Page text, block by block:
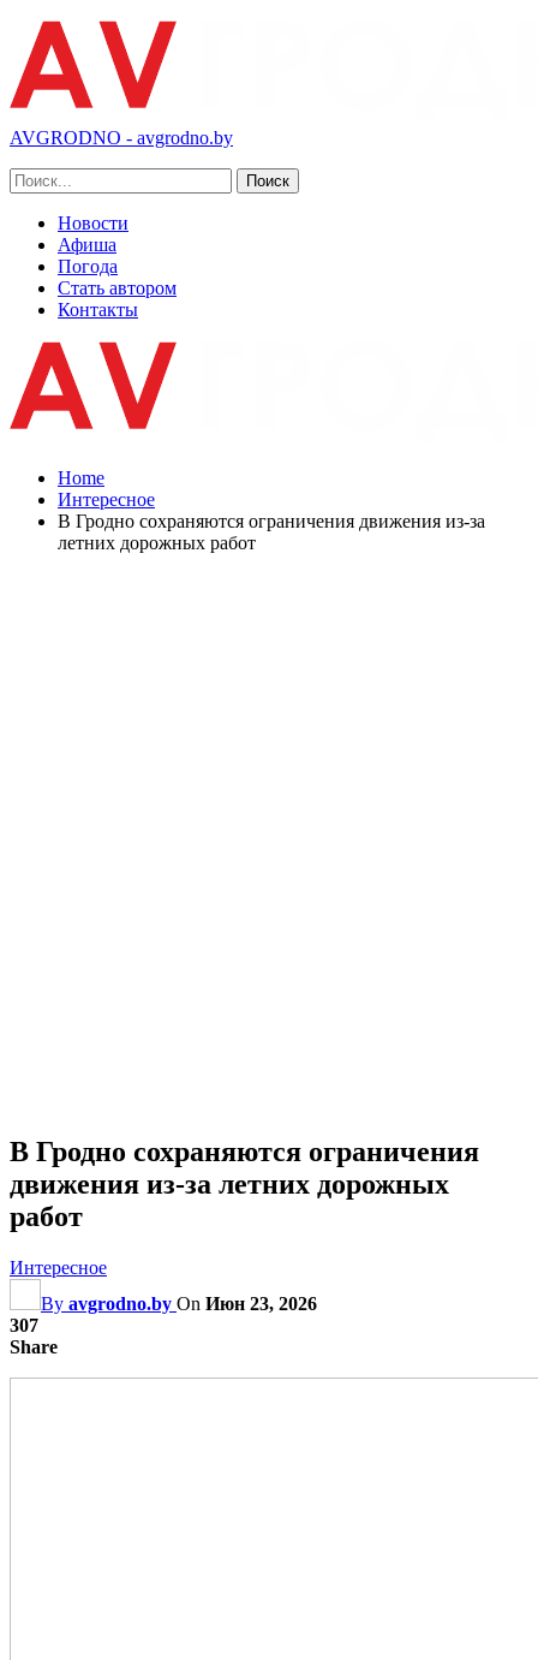
AVGRODNO - avgrodno.by
Новости
Афиша
Погода
Стать автором
Контакты
Home
Интересное
В Гродно сохраняются ограничения движения из-за
летних дорожных работ
В Гродно сохраняются ограничения
движения из-за летних дорожных
работ
Интересное
By avgrodno.by On Июн 23, 2026
307
Share